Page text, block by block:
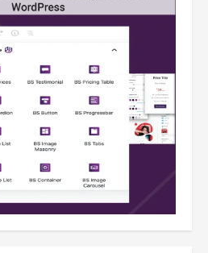
Berita
BMP Kecam Aksi KNPB, Serukan
Persatuan Demi Papua yang
Kondusif
August 6, 2026